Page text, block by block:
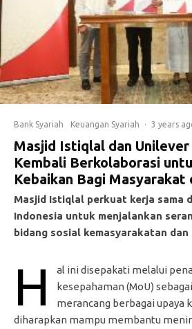
Bank Syariah Keuangan Syariah · 3 years
Masjid Istiqlal dan Unilever
Kembali Berkolaborasi
Kebaikan Bagi Masyarakat
Masjid Istiqlal perkuat kerja sama
Indonesia untuk menjalankan
bidang sosial kemasyarakatan
H
al ini disepakati melalui
kesepahaman (MoU)
merancang berbagai upaya
diharapkan mampu membantu